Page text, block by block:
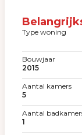
Type woning
Bouwjaar
2015
Aantal kamers
5
Aantal
1